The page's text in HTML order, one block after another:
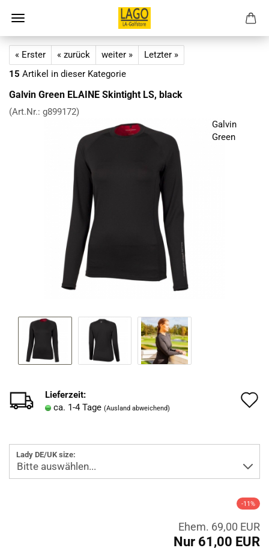
« Erster « zurück weiter »
Letzter »
15 Artikel in dieser Kategorie
Galvin Green ELAINE Skintight LS, black
(Art.Nr.: g899172)
Galvin
Green
Lieferzeit:
ca. 1-4 Tage (Ausland abweichend)
Lady DE/UK size:
-11%
Ehem. 69,00 EUR
Nur 61,00 EUR